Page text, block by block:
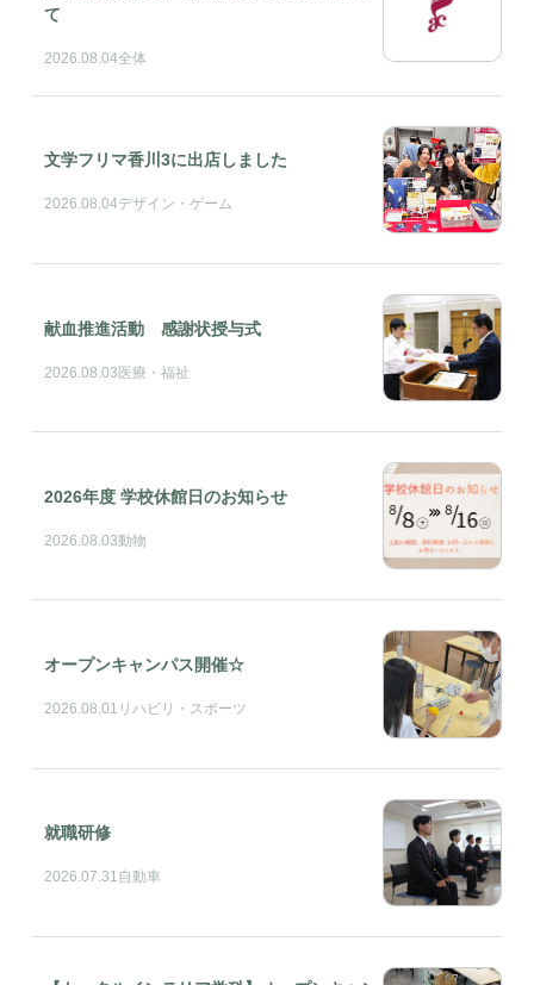
て
2026.08.04全体
文学フリマ香川3に出店しました
2026.08.04デザイン・ゲーム
献血推進活動 感謝状授与式
2026.08.03医療・福祉
2026年度 学校休館日のお知らせ
2026.08.03動物
オープンキャンパス開催☆
2026.08.01 リハビリ・スポーツ
就職研修
2026.07.31自動車